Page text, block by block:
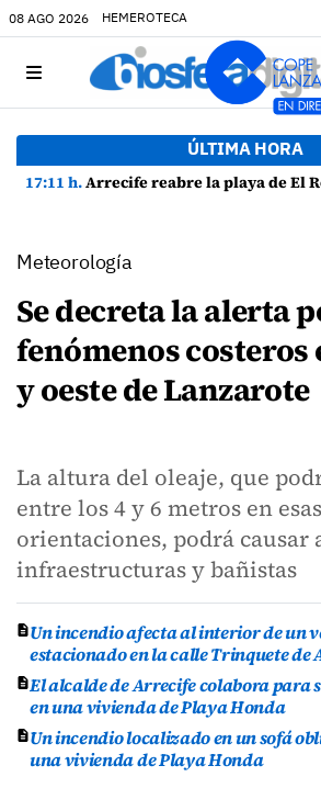
08 AGO 2026 HEMEROTECA
ÚLTIMA HORA
17:11 h.Arrecife reabre la playa de El Reducto con las últimas analíticas mostrando
Meteorología
Se decreta la alerta
fenómenos costeros
y oeste de Lanzarote
La altura del oleaje, que
entre los 4 y 6 metros en esas
orientaciones, podrá causar
infraestructuras y bañistas
Un incendio afecta al interior de un
estacionado en la calle Trinquete de
El alcalde de Arrecife colabora para
en una vivienda de Playa Honda
Un incendio localizado en un sofá
una vivienda de Playa Honda